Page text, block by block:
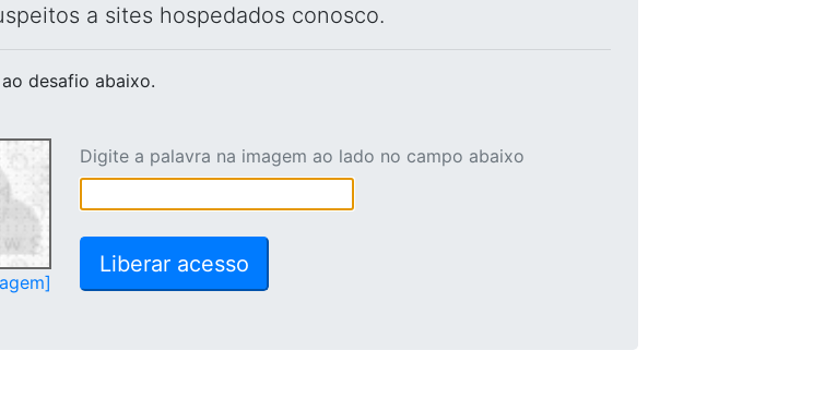
a sites hospedados conosco.
desafio abaixo.
Digite a palavra na imagem ao lado no campo abaixo